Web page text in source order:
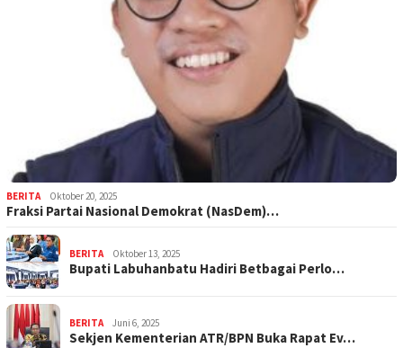
BERITA Oktober 20, 2025
Fraksi Partai Nasional Demokrat (NasDem)…
BERITA Oktober 13, 2025
Bupati Labuhanbatu Hadiri Betbagai Perlo…
BERITA Juni 6, 2025
Sekjen Kementerian ATR/BPN Buka Rapat Ev…